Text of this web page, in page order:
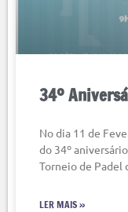
34º
No dia 11 de
do 34º
Torneio de Padel
LER MAIS »